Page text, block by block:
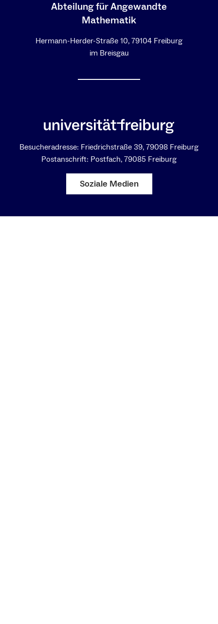
Abteilung für Angewandte
Mathematik
Hermann-Herder-Straße 10, 79104 Freiburg
im Breisgau
Besucheradresse: Friedrichstraße 39, 79098 Freiburg
Postanschrift: Postfach, 79085 Freiburg
Soziale Medien